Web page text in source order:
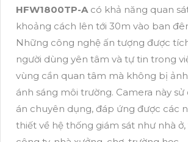
HFW1800TP-Acó khả năng quan
khoảng cách lên tới 30m vào ban
Những công nghệ ấn tượng được
người dùng yên tâm và tự tin trong
vùng cần quan tâm mà không bị
ánh sáng môi trường. Camera này
án chuyên dụng, đáp ứng được các
thiết về hệ thống giám sát như nhà